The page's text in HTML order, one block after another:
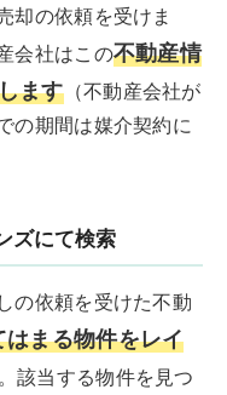
却の依頼を受けま
会社はこの不動産情
ます（不動産会社が
の期間は媒介契約に
ズにて検索
の依頼を受けた不動
まる物件をレイ
該当する物件を見つ